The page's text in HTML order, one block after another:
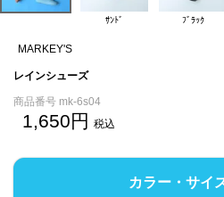
ｻﾝﾄﾞ ﾌﾞﾗｯｸ
MARKEY'S
レインシューズ
商品番号 mk-6s04
1,650 税込
カラー・サイ